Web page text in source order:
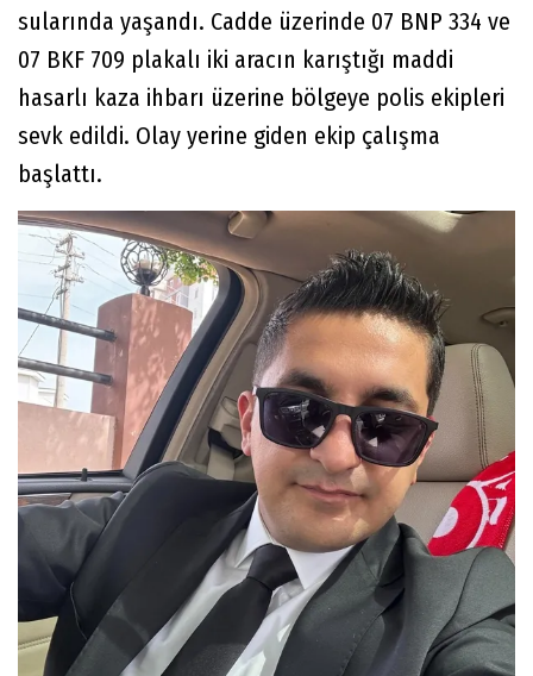
sularında yaşandı. Cadde üzerinde 07 BNP 334 ve
07 BKF 709 plakalı iki aracın karıştığı maddi
hasarlı kaza ihbarı üzerine bölgeye polis ekipleri
sevk edildi. Olay yerine giden ekip çalışma
başlattı.